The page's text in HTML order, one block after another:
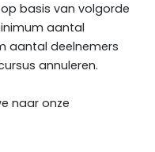
basis van volgorde
aantal
aantal deelnemers
annuleren.
naar onze